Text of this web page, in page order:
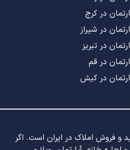
در کرج
در شیراز
در تبریز
در قم
در کیش
و فروش املاک در ایران است. اگر